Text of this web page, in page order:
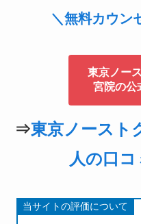
＼無料カウン
東京ノー
宮院の公
⇒東京ノースト
人の口コ
当サイトの評価について